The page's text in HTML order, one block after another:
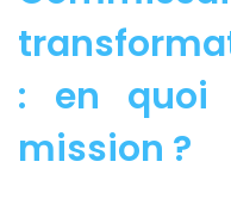
: en quoi
mission ?